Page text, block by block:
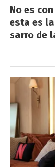
No es
esta es la
sarro de